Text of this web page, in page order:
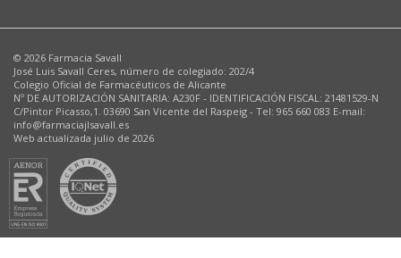
© 2026 Farmacia Savall
José Luis Savall Ceres, número de colegiado: 202/4
Colegio Oficial de Farmacéuticos de Alicante
Nº DE AUTORIZACIÓN SANITARIA: A230F - IDENTIFICACIÓN FISCAL: 21481529-N
C/Pintor Picasso,1. 03690 San Vicente del Raspeig - Tel: 965 660 083 E-mail:
info@farmaciajlsavall.es
Web actualizada julio de 2026